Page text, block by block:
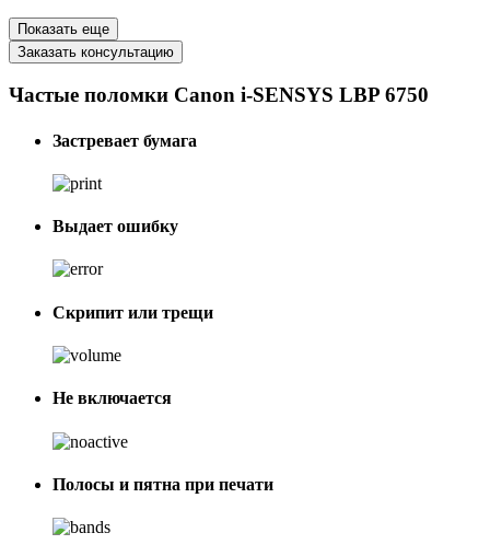
Показать еще
Заказать консультацию
Частые поломки Canon i-SENSYS LBP 6750
Застревает бумага
Выдает ошибку
Скрипит или трещи
Не включается
Полосы и пятна при печати